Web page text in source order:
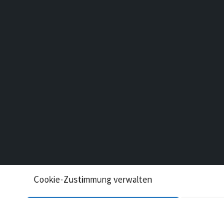
Cookie-Zustimmung verwalten